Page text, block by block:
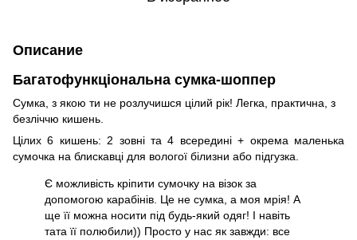
Описание
Багатофункціональна сумка-шоппер
Сумка, з якою ти не розлучишся цілий рік! Легка, практична, з
безліччю кишень.
Цілих 6 кишень: 2 зовні та 4 всередині + окрема маленька
сумочка на блискавці для вологої білизни або підгузка.
Є можливість кріпити сумочку на візок за
допомогою карабінів. Це не сумка, а моя мрія! А
ще її можна носити під будь-який одяг! І навіть
тата її полюбили)) Просто у нас як завжди: все